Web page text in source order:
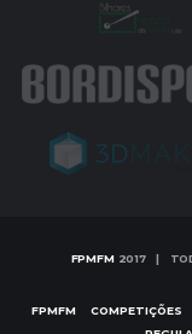
FPMFM2017 |
FPMFM
COMPETIÇÕES